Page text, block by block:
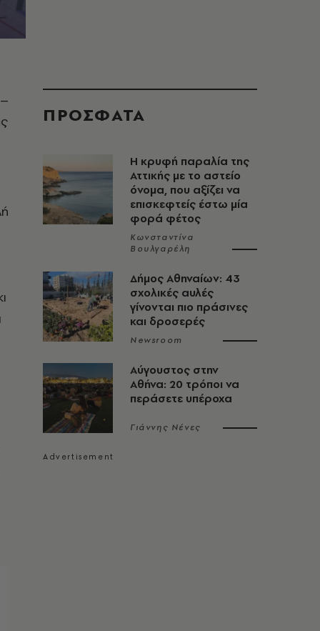
ΠΡΟΣΦΑΤΑ
Η κρυφή παραλία της
Αττικής με το αστείο
όνομα, που αξίζει να
επισκεφτείς έστω μία
φορά φέτος
Κωνσταντίνα
Βουλγαρέλη
Δήμος Αθηναίων: 43
σχολικές αυλές
γίνονται πιο πράσινες
και δροσερές
Newsroom
Αύγουστος στην
Αθήνα: 20 τρόποι να
περάσετε υπέροχα
Γιάννης Νένες